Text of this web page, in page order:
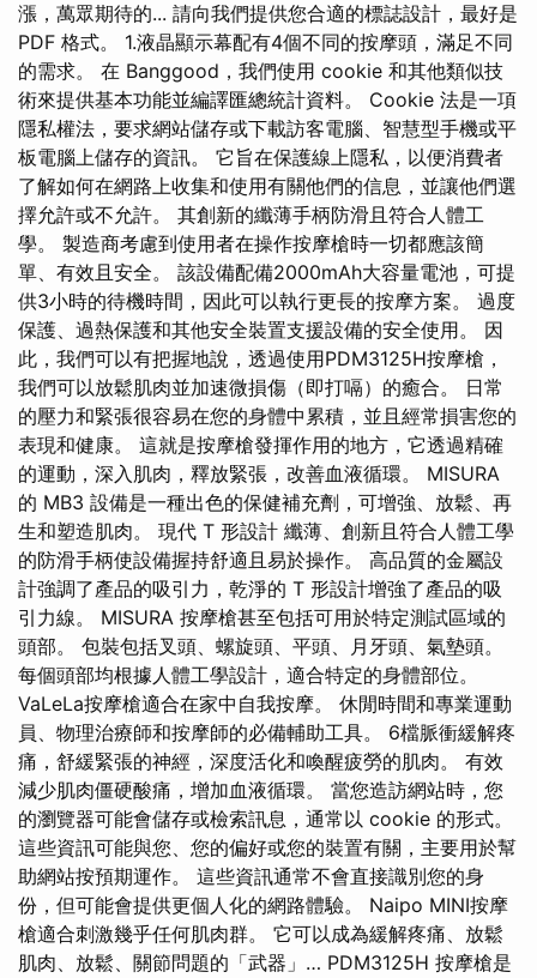
漲，萬眾期待的... 請向我們提供您合適的標誌設計，最好是
PDF 格式。 1.液晶顯示幕配有4個不同的按摩頭，滿足不同
的需求。 在 Banggood，我們使用 cookie 和其他類似技
術來提供基本功能並編譯匯總統計資料。 Cookie 法是一項
隱私權法，要求網站儲存或下載訪客電腦、智慧型手機或平
板電腦上儲存的資訊。 它旨在保護線上隱私，以便消費者
了解如何在網路上收集和使用有關他們的信息，並讓他們選
擇允許或不允許。 其創新的纖薄手柄防滑且符合人體工
學。 製造商考慮到使用者在操作按摩槍時一切都應該簡
單、有效且安全。 該設備配備2000mAh大容量電池，可提
供3小時的待機時間，因此可以執行更長的按摩方案。 過度
保護、過熱保護和其他安全裝置支援設備的安全使用。 因
此，我們可以有把握地說，透過使用PDM3125H按摩槍，
我們可以放鬆肌肉並加速微損傷（即打嗝）的癒合。 日常
的壓力和緊張很容易在您的身體中累積，並且經常損害您的
表現和健康。 這就是按摩槍發揮作用的地方，它透過精確
的運動，深入肌肉，釋放緊張，改善血液循環。 MISURA
的 MB3 設備是一種出色的保健補充劑，可增強、放鬆、再
生和塑造肌肉。 現代 T 形設計 纖薄、創新且符合人體工學
的防滑手柄使設備握持舒適且易於操作。 高品質的金屬設
計強調了產品的吸引力，乾淨的 T 形設計增強了產品的吸
引力線。 MISURA 按摩槍甚至包括可用於特定測試區域的
頭部。 包裝包括叉頭、螺旋頭、平頭、月牙頭、氣墊頭。
每個頭部均根據人體工學設計，適合特定的身體部位。
VaLeLa按摩槍適合在家中自我按摩。 休閒時間和專業運動
員、物理治療師和按摩師的必備輔助工具。 6檔脈衝緩解疼
痛，舒緩緊張的神經，深度活化和喚醒疲勞的肌肉。 有效
減少肌肉僵硬酸痛，增加血液循環。 當您造訪網站時，您
的瀏覽器可能會儲存或檢索訊息，通常以 cookie 的形式。
這些資訊可能與您、您的偏好或您的裝置有關，主要用於幫
助網站按預期運作。 這些資訊通常不會直接識別您的身
份，但可能會提供更個人化的網路體驗。 Naipo MINI按摩
槍適合刺激幾乎任何肌肉群。 它可以成為緩解疼痛、放鬆
肌肉、放鬆、關節問題的「武器」… PDM3125H 按摩槍是